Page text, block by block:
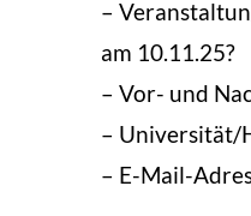
–
am 10.11.25?
– Vor- und
– Universität/
– E-Mail-